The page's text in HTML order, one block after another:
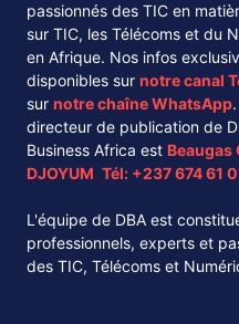
passionnés des TIC en
sur TIC, les Télécoms et du
en Afrique. Nos infos
disponibles sur notre canal
sur notre chaîneWhatsApp
directeur de publication de
Business Africa est Beaugas
DJOYUM. Tél: +237 674 61
L'équipe de DBA est
professionnels, experts et
des TIC, Télécoms et